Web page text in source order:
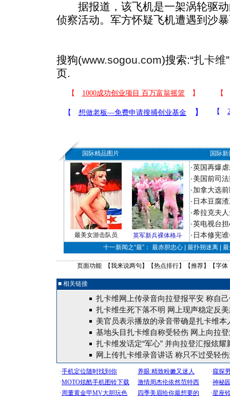
据报道，该飞机是一架涡轮驱动
侦察活动。军方怀疑飞机遭遇到沙
搜狗(www.sogou.com)搜索:“扎卡维
页.
国际精品图片 国际
最美女游击队员 英军新兵裸体格斗
·英国再爆
·美国前司
·加拿大选
· 日本豆腐
·希拉克夫
·英电视台
· 日本修宪
十一新闻之“最”： 最赤胆忠心 | 最扑朔迷离 |
页面功能 【我来说两句 】【热点排行】【推荐】【字体
■ 相关链接
扎卡维网上传录音向拉登报平安 称自
扎卡维生死下落不明 网上现声稳定反
美官员表示播放的录音带确是扎卡维本
基地头目扎卡维自称受轻伤 网上向拉
扎卡维发话定“军心” 并向拉登汇报炫耀
网上传扎卡维录音讲话 称只不过受轻